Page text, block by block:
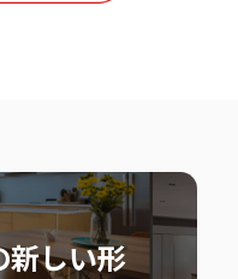
新しい形